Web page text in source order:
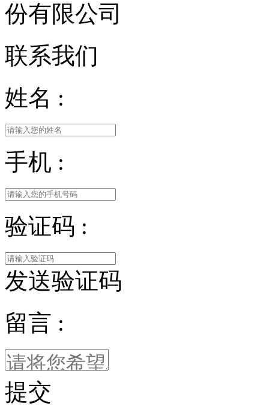
份有限公司
联系我们
姓名 :
手机 :
验证码 :
发送验证码
留言 :
提交